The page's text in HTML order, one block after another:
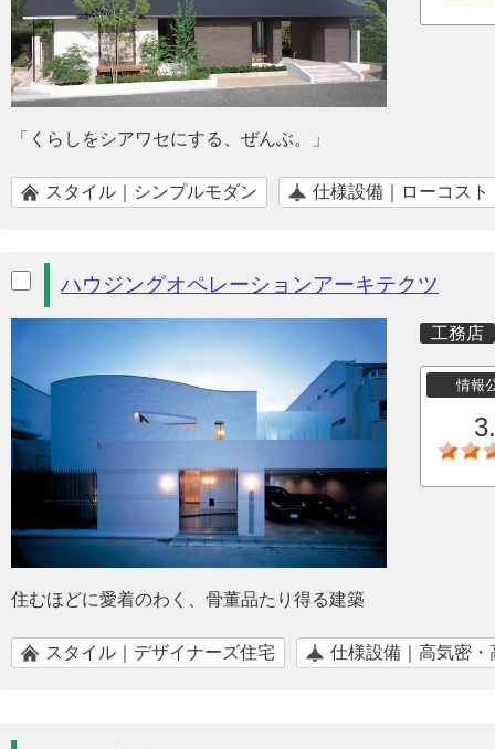
「くらしをシアワセにする、ぜんぶ。」
スタイル｜シンプルモダン 仕様設備｜ローコスト
ハウジングオペレーションアーキテクツ
工務店
情報
住むほどに愛着のわく、骨董品たり得る建築
スタイル｜デザイナーズ住宅 仕様設備｜高気密・